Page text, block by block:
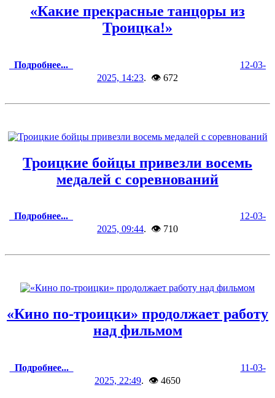
«Какие прекрасные танцоры из
Троицка!»
Подробнее...
12-03-
2025, 14:23. 👁 672
Троицкие бойцы привезли восемь
медалей с соревнований
Подробнее...
12-03-
2025, 09:44. 👁 710
«Кино по-троицки» продолжает работу
над фильмом
Подробнее...
11-03-
2025, 22:49. 👁 4650